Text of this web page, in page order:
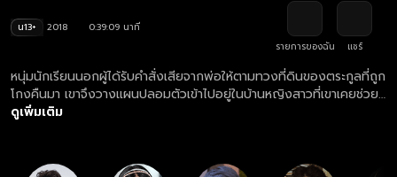
น13+ 2018
0:39:09 นาที
รายการของฉัน
แชร์
หนุ่มนักเรียนนอกผู้ได้รับคำสั่งเสียจากพ่อให้ตามทวงที่ดินของตระกูลที่ถูก
โกงคืนมา เขาจึงวางแผนปลอมตัวเข้าไปอยู่ในบ้านหญิงสาวที่เขาเคยช่วย
ชีวิตเธอเอาไว้ ระหว่างทำแผนการทวงสิทธิ์ของตนคืน หัวใจก็เริ่มเกิดหวั่น
ดูเพิ่มเติม